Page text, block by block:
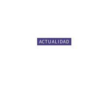
ACTUALIDAD